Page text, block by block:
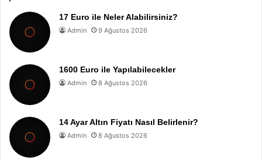
17 Euro ile Neler Alabilirsiniz?
Admin 9 Ağustos 2026
1600 Euro ile Yapılabilecekler
Admin 8 Ağustos 2026
14 Ayar Altın Fiyatı Nasıl Belirlenir?
Admin 8 Ağustos 2026